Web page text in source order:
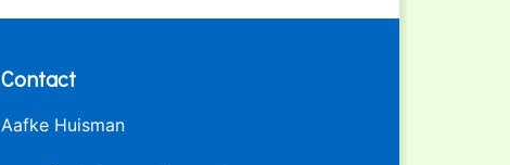
Contact
Aafke Huisman